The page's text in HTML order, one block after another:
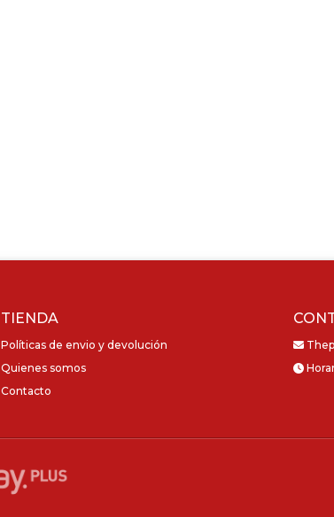
TIENDA
Políticas de envio y devolución
Quienes somos
Contacto